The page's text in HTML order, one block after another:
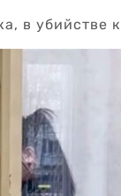
в убийстве